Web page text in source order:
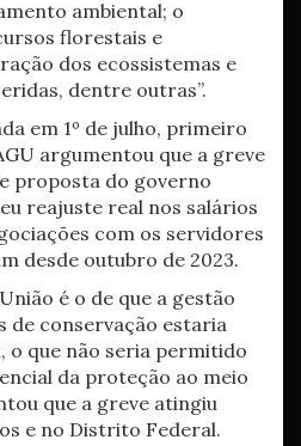
ambiental; o
florestais e
dos ecossistemas e
dentre outras”.
em 1º de julho, primeiro
argumentou que a greve
proposta do governo
reajuste real nos salários
com os servidores
desde outubro de 2023.
é o de que a gestão
de conservação estaria
o que não seria permitido
da proteção ao meio
que a greve atingiu
e no Distrito Federal.